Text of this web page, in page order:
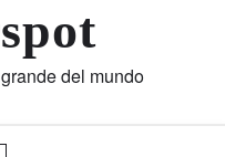
del mundo